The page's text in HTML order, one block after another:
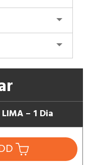
LIMA – 1 Dia